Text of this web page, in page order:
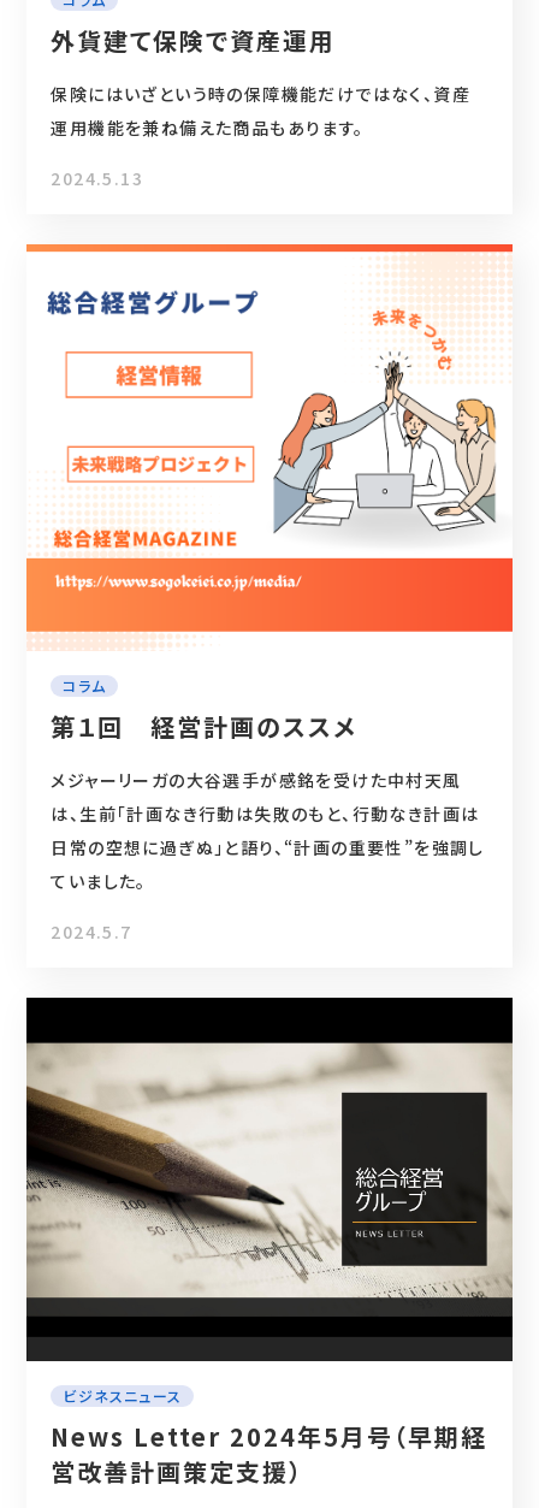
外貨建て保険で資産運用
保険にはいざという時の保障機能だけではなく、資産
運用機能を兼ね備えた商品もあります。
2024.5.13
コラム
第１回 経営計画のススメ
メジャーリーガの大谷選手が感銘を受けた中村天風
は、生前「計画なき行動は失敗のもと、行動なき計画は
日常の空想に過ぎぬ」と語り、“計画の重要性”を強調し
ていました。
2024.5.7
ビジネスニュース
News Letter 2024年5月号（早期経
営改善計画策定支援）